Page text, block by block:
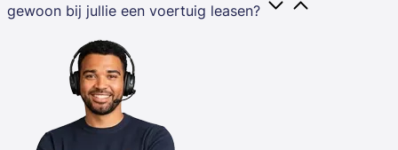
gewoon bij jullie een voertuig leasen?